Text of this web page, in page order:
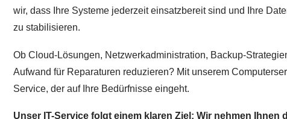
wir, dass Ihre Systeme jederzeit einsatzbereit sind und Ihre
zu stabilisieren.
Ob Cloud-Lösungen, Netzwerkadministration, Backup-
Aufwand für Reparaturen reduzieren? Mit unserem
Service, der auf Ihre Bedürfnisse eingeht.
Unser IT-Service folgt einem klaren Ziel: Wir nehmen